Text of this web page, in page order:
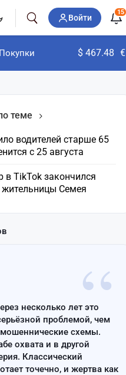
Войти
15
Покупки $ 467.48 €
теме
водителей старше 65
с 25 августа
TikTok закончился
Семея
“
несколько лет это
проблемой, чем
мошеннические схемы.
охвата и в другой
Классический
точечно, и жертва как